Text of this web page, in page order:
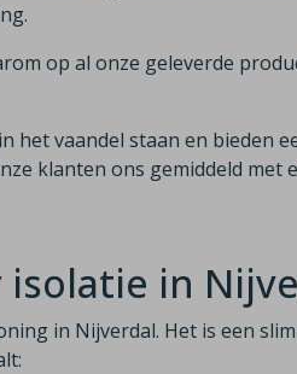
op al onze geleverde
het vaandel staan en bieden
klanten ons gemiddeld met
in
in Nijverdal. Het is een